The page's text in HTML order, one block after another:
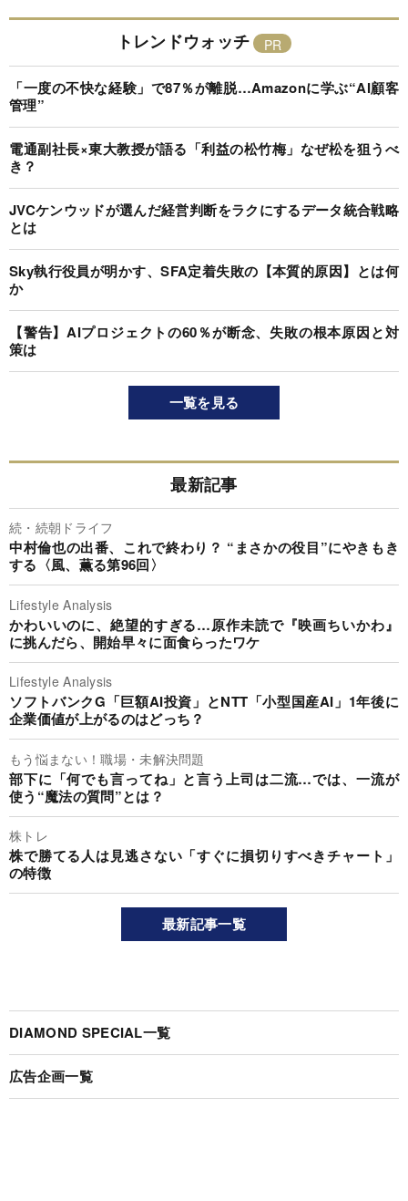
トレンドウォッチ
「一度の不快な経験」で87％が離脱…Amazonに学ぶ“AI顧客
管理”
電通副社長×東大教授が語る「利益の松竹梅」なぜ松を狙うべ
き？
JVCケンウッドが選んだ経営判断をラクにするデータ統合戦略
とは
Sky執行役員が明かす、SFA定着失敗の【本質的原因】とは何
か
【警告】AIプロジェクトの60％が断念、失敗の根本原因と対
策は
一覧を見る
最新記事
続・続朝ドライフ
中村倫也の出番、これで終わり？ “まさかの役目”にやきもき
する〈風、薫る第96回〉
Lifestyle Analysis
かわいいのに、絶望的すぎる…原作未読で『映画ちいかわ』
に挑んだら、開始早々に面食らったワケ
Lifestyle Analysis
ソフトバンクG「巨額AI投資」とNTT「小型国産AI」1年後に
企業価値が上がるのはどっち？
もう悩まない！職場・未解決問題
部下に「何でも言ってね」と言う上司は二流…では、一流が
使う“魔法の質問”とは？
株トレ
株で勝てる人は見逃さない「すぐに損切りすべきチャート」
の特徴
最新記事一覧
DIAMOND SPECIAL一覧
広告企画一覧